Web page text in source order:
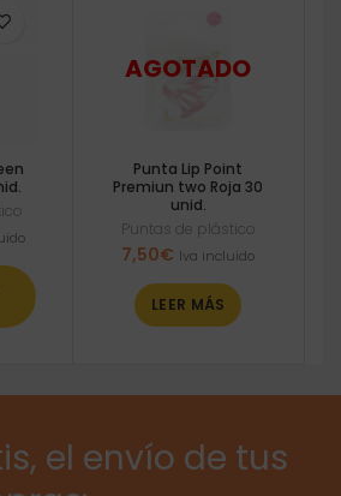
Punta Lip Point
Premiun two Roja 30
unid.
Puntas de plástico
7,50€ Iva incluido
LEER MÁS
el envío de tus